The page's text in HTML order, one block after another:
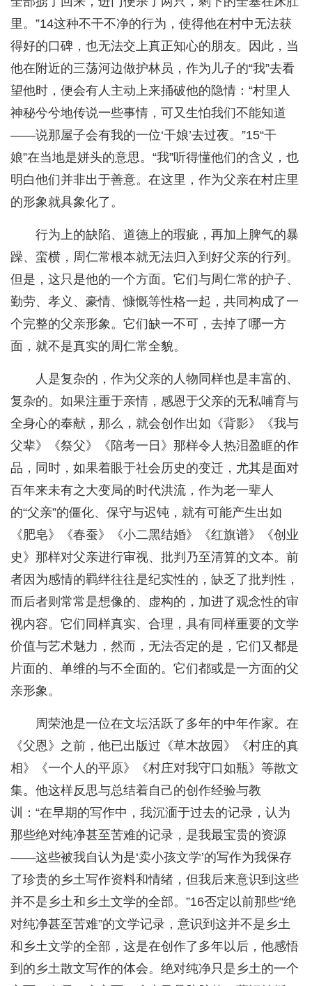
里。”14这种不干不净的行为，使得他在村中无法获
得好的口碑，也无法交上真正知心的朋友。因此，当
他在附近的三荡河边做护林员，作为儿子的“我”去看
望他时，便会有人主动上来捅破他的隐情：“村里人
神秘兮兮地传说一些事情，可又生怕我们不能知道
——说那屋子会有我的一位‘干娘’去过夜。”15“干
娘”在当地是姘头的意思。“我”听得懂他们的含义，也
明白他们并非出于善意。在这里，作为父亲在村庄里
的形象就具象化了。
行为上的缺陷、道德上的瑕疵，再加上脾气的暴
躁、蛮横，周仁常根本就无法归入到好父亲的行列。
但是，这只是他的一个方面。它们与周仁常的护子、
勤劳、孝义、豪情、慷慨等性格一起，共同构成了一
个完整的父亲形象。它们缺一不可，去掉了哪一方
面，就不是真实的周仁常全貌。
人是复杂的，作为父亲的人物同样也是丰富的、
复杂的。如果注重于亲情，感恩于父亲的无私哺育与
全身心的奉献，那么，就会创作出如《背影》《我与
父辈》《祭父》《陪考一日》那样令人热泪盈眶的作
品，同时，如果着眼于社会历史的变迁，尤其是面对
百年来未有之大变局的时代洪流，作为老一辈人
的“父亲”的僵化、保守与迟钝，就有可能产生出如
《肥皂》《春蚕》《小二黑结婚》《红旗谱》《创业
史》那样对父亲进行审视、批判乃至清算的文本。前
者因为感情的羁绊往往是纪实性的，缺乏了批判性，
而后者则常常是想像的、虚构的，加进了观念性的审
视内容。它们同样真实、合理，具有同样重要的文学
价值与艺术魅力，然而，无法否定的是，它们又都是
片面的、单维的与不全面的。它们都或是一方面的父
亲形象。
周荣池是一位在文坛活跃了多年的中年作家。在
《父恩》之前，他已出版过《草木故园》《村庄的真
相》《一个人的平原》《村庄对我守口如瓶》等散文
集。他这样反思与总结着自己的创作经验与教
训：“在早期的写作中，我沉湎于过去的记录，认为
那些绝对纯净甚至苦难的记录，是我最宝贵的资源
——这些被我自认为是‘卖小孩文学’的写作为我保存
了珍贵的乡土写作资料和情绪，但我后来意识到这些
并不是乡土和乡土文学的全部。”16否定以前那些“绝
对纯净甚至苦难”的文学记录，意识到这并不是乡土
和乡土文学的全部，这是在创作了多年以后，他感悟
到的乡土散文写作的体会。绝对纯净只是乡土的一个